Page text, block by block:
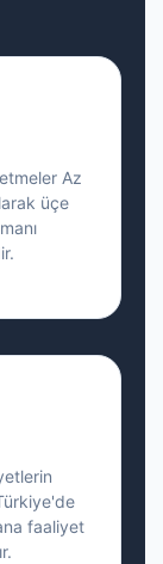
Az
üçe
faaliyet